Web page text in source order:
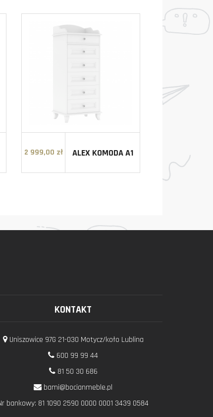
Cena
2 999,00 zł ALEX KOMODA A1
KONTAKT
Uniszowice 97G 21-030 Motycz/koło Lublina
600 99 99 44
81 50 30 686
bami@bocianmeble.pl
bankowy: 81 1090 2590 0000 0001 3439 0584